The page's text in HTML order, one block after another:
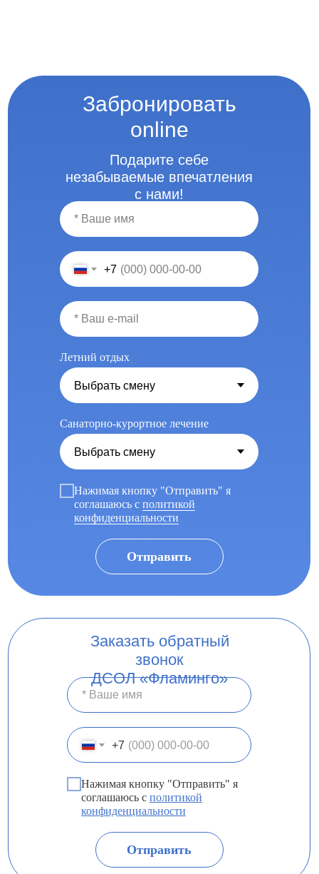
Подарите себе
незабываемые впечатления
с нами!
Забронировать
online
+7
Летний отдых
Санаторно-курортное лечение
Нажимая кнопку "Отправить" я
соглашаюсь с политикой
конфиденциальности
Отправить
Заказать обратный
звонок
ДСОЛ «Фламинго»
+7
Нажимая кнопку "Отправить" я
соглашаюсь с политикой
конфиденциальности
Отправить